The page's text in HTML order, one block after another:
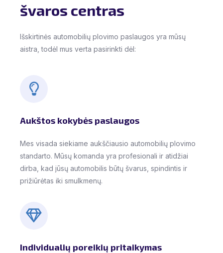
švaros centras
Išskirtinės automobilių plovimo paslaugos yra mūsų
aistra, todėl mus verta pasirinkti dėl:
Aukštos kokybės paslaugos
Mes visada siekiame aukščiausio automobilių plovimo
standarto. Mūsų komanda yra profesionali ir atidžiai
dirba, kad jūsų automobilis būtų švarus, spindintis ir
prižiūrėtas iki smulkmenų.
Individualių poreikių pritaikymas